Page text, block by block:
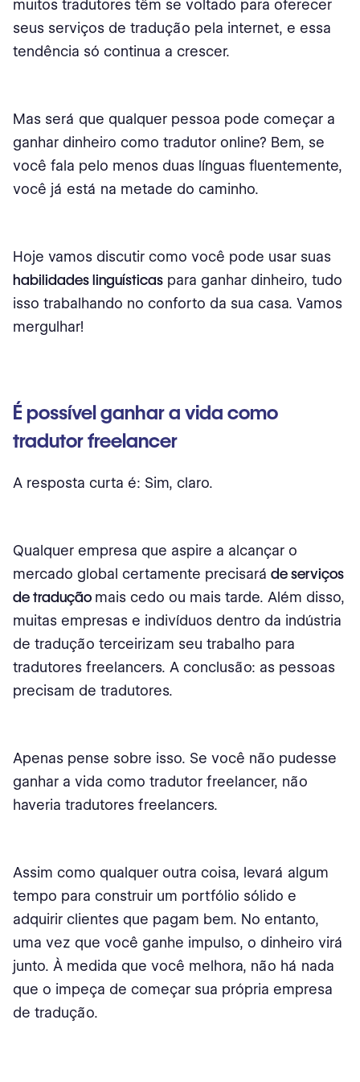
muitos tradutores têm se voltado para oferecer
seus serviços de tradução pela internet, e essa
tendência só continua a crescer.
Mas será que qualquer pessoa pode começar a
ganhar dinheiro como tradutor online? Bem, se
você fala pelo menos duas línguas fluentemente,
você já está na metade do caminho.
Hoje vamos discutir como você pode usar suas
habilidades linguísticas para ganhar dinheiro, tudo
isso trabalhando no conforto da sua casa. Vamos
mergulhar!
É possível ganhar a vida como
tradutor freelancer
A resposta curta é: Sim, claro.
Qualquer empresa que aspire a alcançar o
mercado global certamente precisará de serviços
de tradução mais cedo ou mais tarde. Além disso,
muitas empresas e indivíduos dentro da indústria
de tradução terceirizam seu trabalho para
tradutores freelancers. A conclusão: as pessoas
precisam de tradutores.
Apenas pense sobre isso. Se você não pudesse
ganhar a vida como tradutor freelancer, não
haveria tradutores freelancers.
Assim como qualquer outra coisa, levará algum
tempo para construir um portfólio sólido e
adquirir clientes que pagam bem. No entanto,
uma vez que você ganhe impulso, o dinheiro virá
junto. À medida que você melhora, não há nada
que o impeça de começar sua própria empresa
de tradução.